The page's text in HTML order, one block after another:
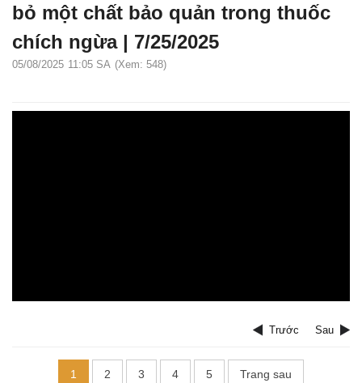
bỏ một chất bảo quản trong thuốc
chích ngừa | 7/25/2025
05/08/2025 11:05 SA (Xem: 548)
Trước Sau
1 2 3 4 5 Trang sau